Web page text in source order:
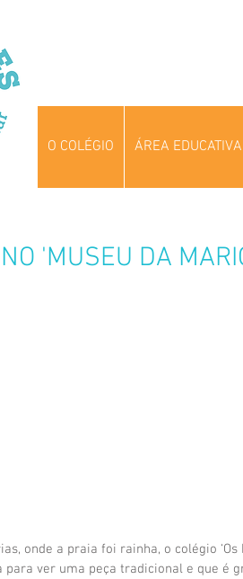
O COLÉGIO ÁREA EDUCATIVA
'MUSEU DA
onde a praia foi rainha, o colégio
para ver uma peça tradicional e que é